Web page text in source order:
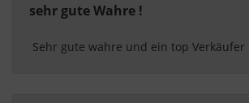
sehr gute Wahre !
Sehr gute wahre und ein top Verkäufer